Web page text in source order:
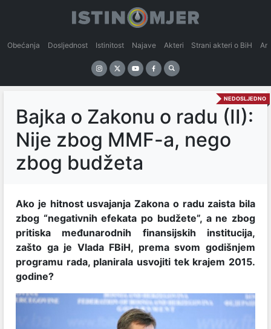
Obećanja Dosljednost Istinitost Najave Akteri Strani akteri o BiH
NEDOSLJEDNO
Bajka o Zakonu o radu (II):
Nije zbog MMF-a, nego
zbog budžeta
Ako je hitnost usvajanja Zakona o radu zaista bila
zbog “negativnih efekata po budžete”, a ne zbog
pritiska međunarodnih finansijskih institucija,
zašto ga je Vlada FBiH, prema svom godišnjem
programu rada, planirala usvojiti tek krajem 2015.
godine?